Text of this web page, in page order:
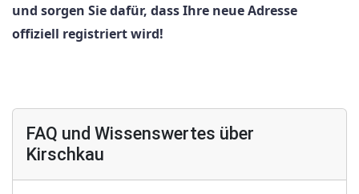
und sorgen Sie dafür, dass Ihre neue Adresse
offiziell registriert wird!
FAQ und Wissenswertes über
Kirschkau